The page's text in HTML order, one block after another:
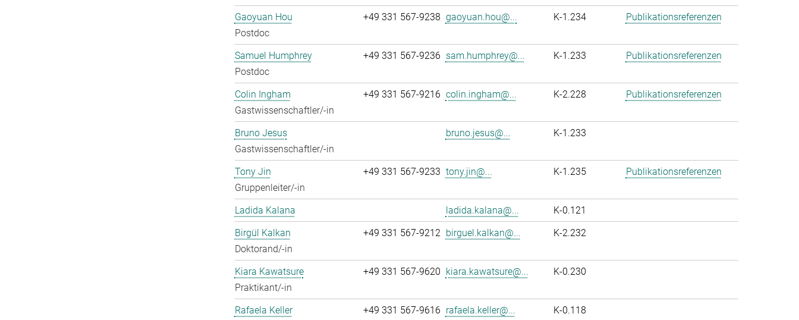
Gaoyuan Hou
Postdoc
+49 331 567-9238 gaoyuan.hou@... K-1.234 Publikationsreferenzen
Samuel Humphrey
Postdoc
+49 331 567-9236 sam.humphrey@... K-1.233 Publikationsreferenzen
Colin Ingham
Gastwissenschaftler/-in
+49 331 567-9216 colin.ingham@... K-2.228 Publikationsreferenzen
Bruno Jesus
Gastwissenschaftler/-in
bruno.jesus@... K-1.233
Tony Jin
Gruppenleiter/-in
+49 331 567-9233 tony.jin@... K-1.235 Publikationsreferenzen
Ladida Kalana ladida.kalana@...
K-0.121
Birgül Kalkan
Doktorand/-in
+49 331 567-9212 birguel.kalkan@... K-2.232
Kiara Kawatsure
Praktikant/-in
+49 331 567-9620 kiara.kawatsure@... K-0.230
Rafaela Keller
+49 331 567-9616 rafaela.keller@... K-0.118